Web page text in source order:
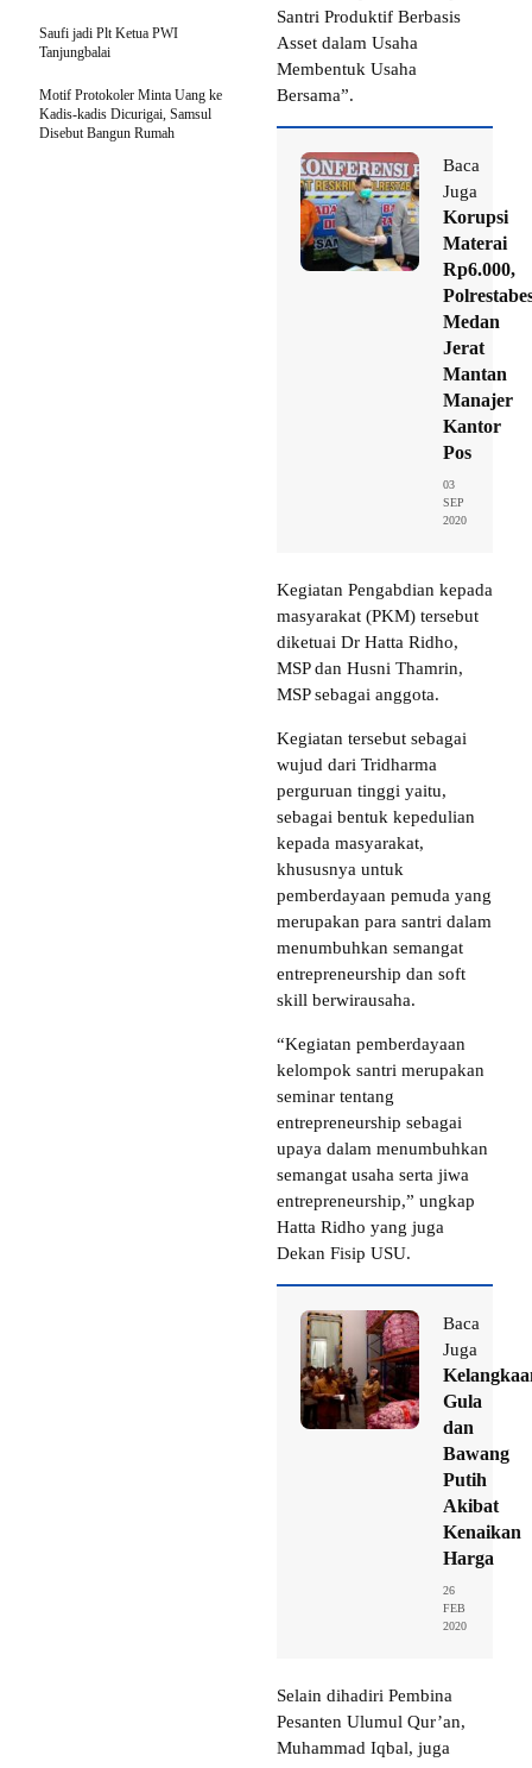
Santri Produktif Berbasis
Asset dalam Usaha
Membentuk Usaha
Bersama”.
Baca
Juga
Korupsi
Materai
Rp6.000,
Medan
Jerat
Mantan
Manajer
Kantor
Pos
03
SEP
2020
Kegiatan Pengabdian kepada
masyarakat (PKM) tersebut
diketuai Dr Hatta Ridho,
MSP dan Husni Thamrin,
MSP sebagai anggota.
Kegiatan tersebut sebagai
wujud dari Tridharma
perguruan tinggi yaitu,
sebagai bentuk kepedulian
kepada masyarakat,
khususnya untuk
pemberdayaan pemuda yang
merupakan para santri dalam
menumbuhkan semangat
entrepreneurship dan soft
skill berwirausaha.
“Kegiatan pemberdayaan
kelompok santri merupakan
seminar tentang
entrepreneurship sebagai
upaya dalam menumbuhkan
semangat usaha serta jiwa
entrepreneurship,” ungkap
Hatta Ridho yang juga
Dekan Fisip USU.
Baca
Juga
Gula
dan
Bawang
Putih
Akibat
Kenaikan
Harga
26
FEB
2020
Selain dihadiri Pembina
Pesanten Ulumul Qur’an,
Muhammad Iqbal, juga
Saufi jadi Plt Ketua PWI
Tanjungbalai
Motif Protokoler Minta Uang ke
Kadis-kadis Dicurigai, Samsul
Disebut Bangun Rumah